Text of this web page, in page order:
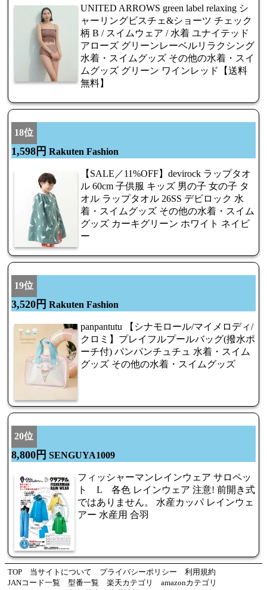
UNITED ARROWS green label relaxing シ
ャーリングビスチェ&ショーツ チェック
柄 B / スイムウェア / 水着 ユナイテッド
アローズ グリーンレーベルリラクシング
水着・スイムグッズ その他の水着・スイ
ムグッズ グリーン ワインレッド【送料
無料】
18位
1,598円 Rakuten Fashion
【SALE／11%OFF】devirock ラップタオ
ル 60cm 子供服 キッズ 男の子 女の子 タ
オル ラップタオル 26SS デビロック 水
着・スイムグッズ その他の水着・スイム
グッズ カーキグリーン ホワイト ネイビ
ー
19位
3,520円 Rakuten Fashion
panpantutu 【シナモロール/マイメロディ/
クロミ】プレイフルプールバッグ(撥水ポ
ーチ付) パンパンチュチュ 水着・スイム
グッズ その他の水着・スイムグッズ
20位
8,800円 SENGUYA1009
フィッシャーマンレインウェア サロペッ
ト L 各色 レインウェア 注意! 前開き式
ではありません。 水産カッパ レインウェ
アー 水産用 合羽
TOP 当サイトについて プライバシーポリシー
利用規約
JANコード一覧
型番一覧 楽天カテゴリ
amazonカテゴリ